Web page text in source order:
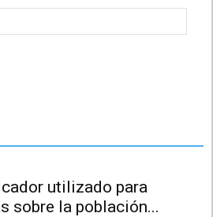
utilizado para
sobre la población...